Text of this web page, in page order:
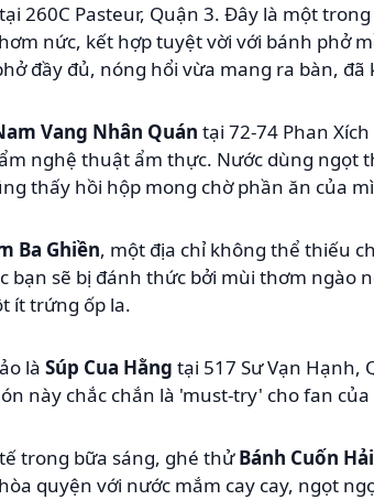
tại 260C Pasteur, Quận 3. Đây là một
nức, kết hợp tuyệt vời với bánh phở
đầy đủ, nóng hổi vừa mang ra bàn,
Vang Nhân Quán tại 72-74 Phan
nghệ thuật ẩm thực. Nước dùng ngọt
thấy hồi hộp mong chờ phần ăn của
Ba Ghiền, một địa chỉ không thể thiếu
bạn sẽ bị đánh thức bởi mùi thơm ngào
ít trứng ốp la.
là Súp Cua Hằng tại 517 Sư Vạn Hạnh,
này chắc chắn là 'must-try' cho fan của
trong bữa sáng, ghé thửBánh Cuốn
quyện với nước mắm cay cay, ngọt